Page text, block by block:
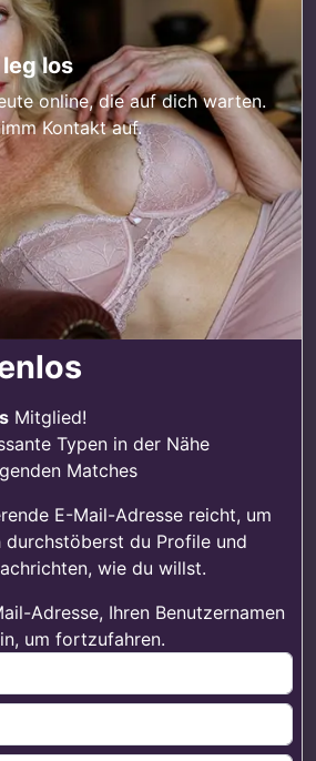
los
online, die auf dich warten.
Kontakt auf.
Mitglied!
Typen in der Nähe
Matches
E-Mail-Adresse reicht, um
durchstöberst du Profile und
wie du willst.
Adresse, Ihren Benutzernamen
um fortzufahren.